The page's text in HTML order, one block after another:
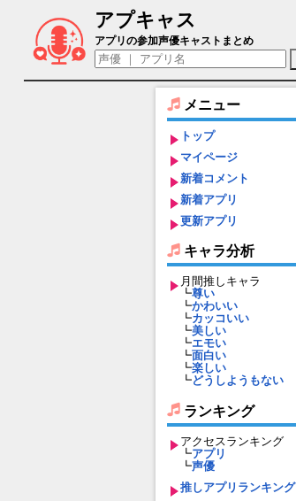
アプキャス
ミラージュ（声優：篠原恵
アプリの参加声優キャストまとめ
メニュー
トップ
マイページ
新着コメント
新着アプリ
更新アプリ
キャラ分析
月間推しキャラ
┗尊い
┗かわいい
┗カッコいい
┗美しい
┗エモい
┗面白い
┗楽しい
┗どうしようもない
ランキング
アクセスランキング
┗アプリ
┗声優
推しアプリランキング